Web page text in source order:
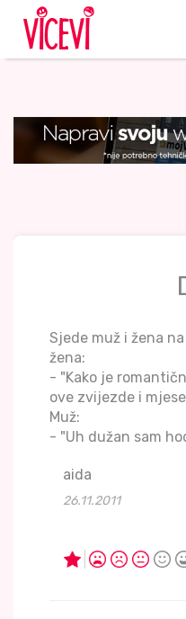
Sjede muž i žena
žena:
- "Kako je
ove zvijezde i
Muž:
- "Uh dužan sam
aida
26.11.2011